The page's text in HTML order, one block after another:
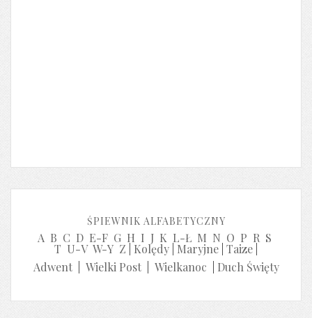
ŚPIEWNIK ALFABETYCZNY
A B C D E-F G H I J K L-Ł M N O P R S
T U-V W-Y Z Kolędy Maryjne Taize
Adwent| Wielki Post| Wielkanoc Duch Święty